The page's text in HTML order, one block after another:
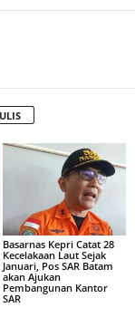
Basarnas Kepri Catat 28
Kecelakaan Laut Sejak
Januari, Pos SAR Batam
akan Ajukan
Pembangunan Kantor
SAR